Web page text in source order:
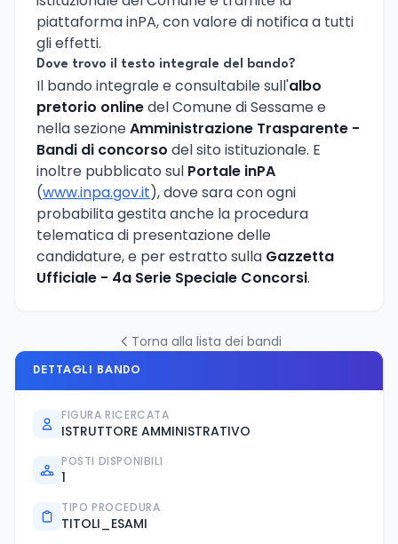
piattaforma inPA, con valore di notifica a tutti
gli effetti.
Dove trovo il testo integrale del bando?
Il bando integrale e consultabile sull'albo
pretorio onlinedel Comune di Sessame e
nella sezioneAmministrazione Trasparente -
Bandi di concorso del sito istituzionale. E
inoltre pubblicato sul Portale inPA
(www.inpa.gov.it), dove sara con ogni
probabilita gestita anche la procedura
telematica di presentazione delle
candidature, e per estratto sulla Gazzetta
Ufficiale - 4a Serie Speciale Concorsi.
Torna alla lista dei bandi
DETTAGLI BANDO
FIGURA RICERCATA
ISTRUTTORE AMMINISTRATIVO
POSTI DISPONIBILI
1
TIPO PROCEDURA
TITOLI_ESAMI